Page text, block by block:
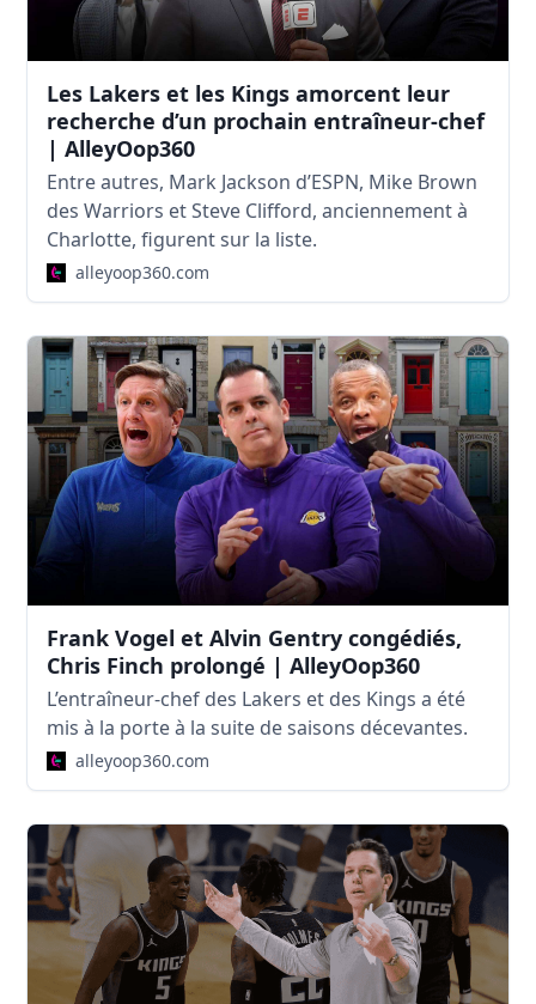
Les Lakers et les Kings amorcent leur
recherche d’un prochain entraîneur-chef
| AlleyOop360
Entre autres, Mark Jackson d’ESPN, Mike Brown
des Warriors et Steve Clifford, anciennement à
Charlotte, figurent sur la liste.
alleyoop360.com
Frank Vogel et Alvin Gentry congédiés,
Chris Finch prolongé | AlleyOop360
L’entraîneur-chef des Lakers et des Kings a été
mis à la porte à la suite de saisons décevantes.
alleyoop360.com